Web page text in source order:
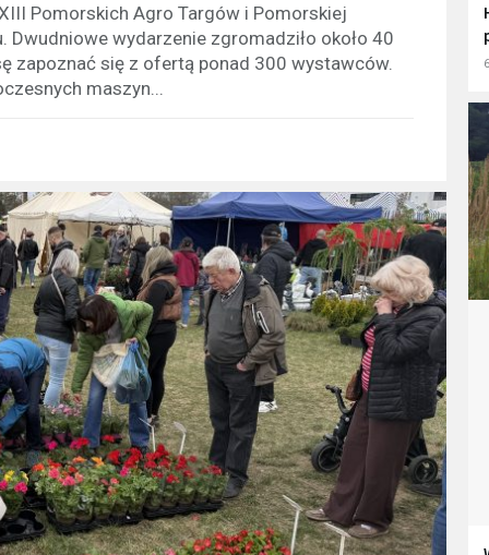
Pomorskich Agro Targów i Pomorskiej
wydarzenie zgromadziło około 40
zapoznać się z ofertą ponad 300 wystawców.
maszyn...